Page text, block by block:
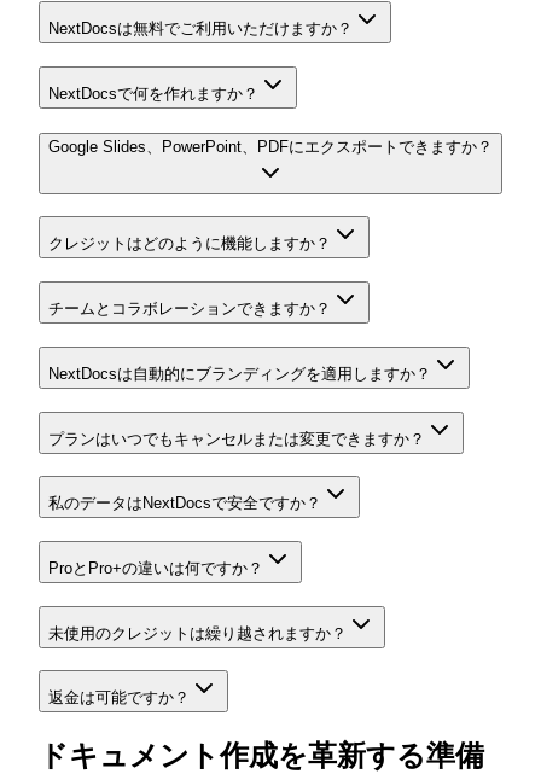
NextDocsは無料でご利用いただけますか？
NextDocsで何を作れますか？
Google Slides、PowerPoint、PDFにエクスポートできますか？
クレジットはどのように機能しますか？
チームとコラボレーションできますか？
NextDocsは自動的にブランディングを適用しますか？
プランはいつでもキャンセルまたは変更できますか？
私のデータはNextDocsで安全ですか？
ProとPro+の違いは何ですか？
未使用のクレジットは繰り越されますか？
返金は可能ですか？
ドキュメント作成を革新する準備